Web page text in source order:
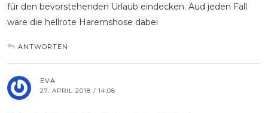
für den bevorstehenden Urlaub eindecken. Aud jeden Fall
wäre die hellrote Haremshose dabei
ANTWORTEN
EVA
27. APRIL 2018 / 14:08